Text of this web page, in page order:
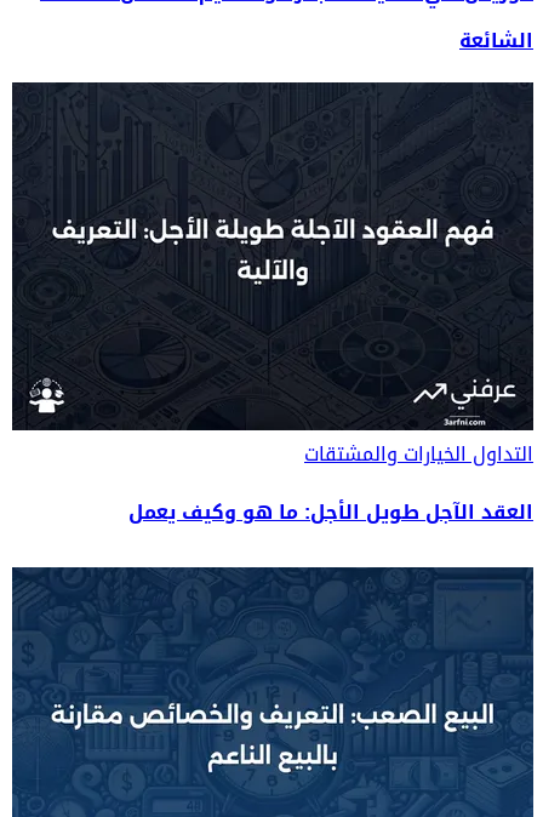
الشائعة
التداولالخيارات والمشتقات
العقد الآجل طويل الأجل: ما هو وكيف يعمل